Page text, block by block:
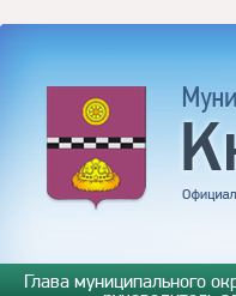
Глава муниципального